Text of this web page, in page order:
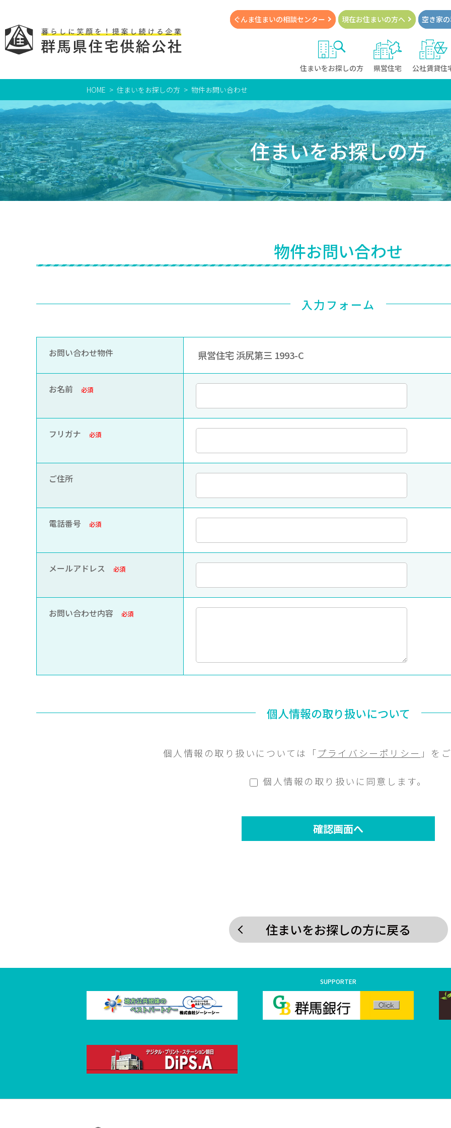
住まいをお探しの方 県営住宅 公社賃貸住
ぐんま住まいの相談センター 現在お住まいの方へ 空き家の
HOME 住まいをお探しの方 物件お問い合わせ
住まいをお探しの方
物件お問い合わせ
入力フォーム
お問い合わせ物件 県営住宅 浜尻第三 1993-C
お名前 必須
フリガナ 必須
ご住所
電話番号 必須
メールアドレス 必須
お問い合わせ内容 必須
個人情報の取り扱いについて
個人情報の取り扱いについては「プライバシーポリシー 」を
個人情報の取り扱いに同意します。
住まいをお探しの方に戻る
SUPPORTER